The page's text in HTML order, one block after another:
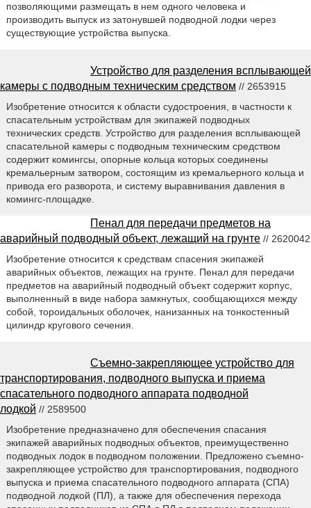
позволяющими размещать в нем одного человека и
производить выпуск из затонувшей подводной лодки через
существующие устройства выпуска.
Устройство для разделения всплывающей
камеры с подводным техническим средством // 2653915
Изобретение относится к области судостроения, в частности к
спасательным устройствам для экипажей подводных
технических средств. Устройство для разделения всплывающей
спасательной камеры с подводным техническим средством
содержит комингсы, опорные кольца которых соединены
кремальерным затвором, состоящим из кремальерного кольца и
привода его разворота, и систему выравнивания давления в
комингс-площадке.
Пенал для передачи предметов на
аварийный подводный объект, лежащий на грунте // 2620042
Изобретение относится к средствам спасения экипажей
аварийных объектов, лежащих на грунте. Пенал для передачи
предметов на аварийный подводный объект содержит корпус,
выполненный в виде набора замкнутых, сообщающихся между
собой, тороидальных оболочек, нанизанных на тонкостенный
цилиндр кругового сечения.
Съемно-закрепляющее устройство для
транспортирования, подводного выпуска и приема
спасательного подводного аппарата подводной
лодкой // 2589500
Изобретение предназначено для обеспечения спасания
экипажей аварийных подводных объектов, преимущественно
подводных лодок в подводном положении. Предложено съемно-
закрепляющее устройство для транспортирования, подводного
выпуска и приема спасательного подводного аппарата (СПА)
подводной лодкой (ПЛ), а также для обеспечения перехода